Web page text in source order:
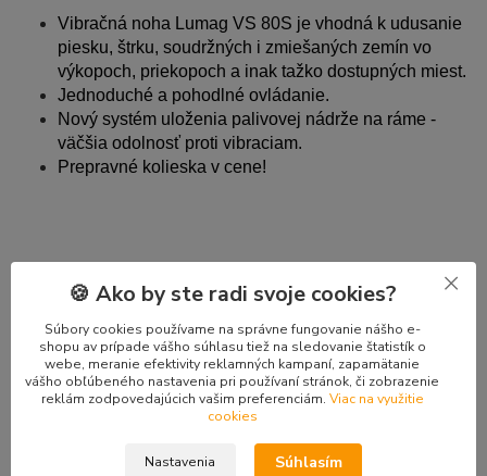
Vibračná noha Lumag VS 80S je vhodná k udusanie
piesku, štrku, soudržných i zmiešaných zemín vo
výkopoch, priekopoch a inak tažko dostupných miest.
Jednoduché a pohodlné ovládanie.
Nový systém uloženia palivovej nádrže na ráme -
väčšia odolnosť proti vibraciam.
Prepravné kolieska v cene!
🍪 Ako by ste radi svoje cookies?
Súbory cookies používame na správne fungovanie nášho e-
shopu av prípade vášho súhlasu tiež na sledovanie štatistík o
webe, meranie efektivity reklamných kampaní, zapamätanie
vášho obľúbeného nastavenia pri používaní stránok, či zobrazenie
reklám zodpovedajúcich vašim preferenciám. Viac na využitie
cookies
Nastavenia Súhlasím